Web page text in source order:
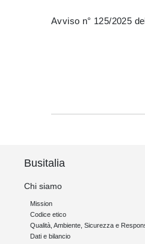
Avviso n° 125/2025
Busitalia
Chi siamo
Mission
Codice etico
Qualità, Ambiente, Sicurezza e
Dati e bilancio